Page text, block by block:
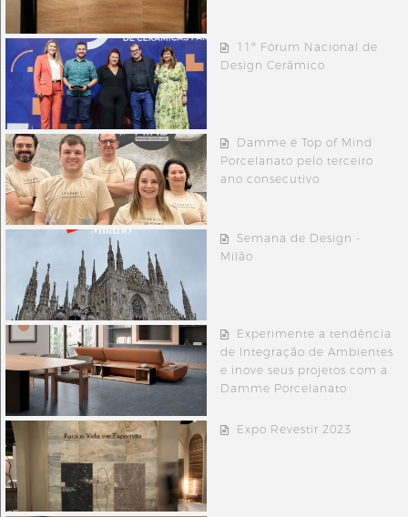
11º Fórum Nacional de
Design Cerâmico
Damme é Top of Mind
Porcelanato pelo terceiro
ano consecutivo
Semana de Design -
Milão
Experimente a tendência
de Integração de Ambientes
e inove seus projetos com a
Damme Porcelanato
Expo Revestir 2023